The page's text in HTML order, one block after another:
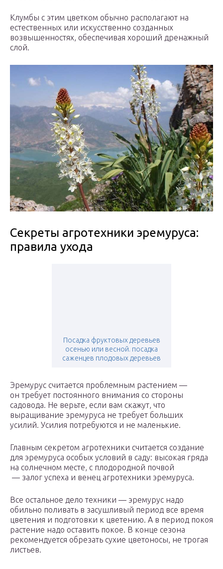
Клумбы с этим цветком обычно располагают на
естественных или искусственно созданных
возвышенностях, обеспечивая хороший дренажный
слой.
Секреты агротехники эремуруса:
правила ухода
Посадка фруктовых деревьев
осенью или весной. посадка
саженцев плодовых деревьев
Эремурус считается проблемным растением —
он требует постоянного внимания со стороны
садовода. Не верьте, если вам скажут, что
выращивание эремуруса не требует больших
усилий. Усилия потребуются и не маленькие.
Главным секретом агротехники считается создание
для эремуруса особых условий в саду: высокая гряда
на солнечном месте, с плодородной почвой
— залог успеха и венец агротехники эремуруса.
Все остальное дело техники — эремурус надо
обильно поливать в засушливый период все время
цветения и подготовки к цветению. А в период покоя
растение надо оставить покое. В конце сезона
рекомендуется обрезать сухие цветоносы, не трогая
листьев.